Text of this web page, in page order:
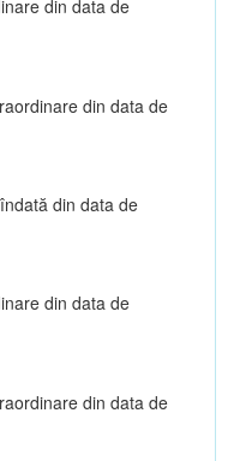
din data de
din data de
din data de
din data de
din data de